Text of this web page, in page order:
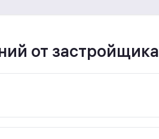
от застройщика